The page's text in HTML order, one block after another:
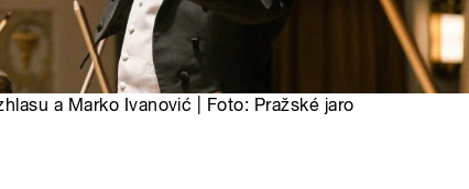
a Marko Ivanović | Foto: Pražské jaro